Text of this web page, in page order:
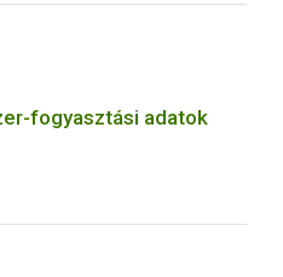
fogyasztási adatok